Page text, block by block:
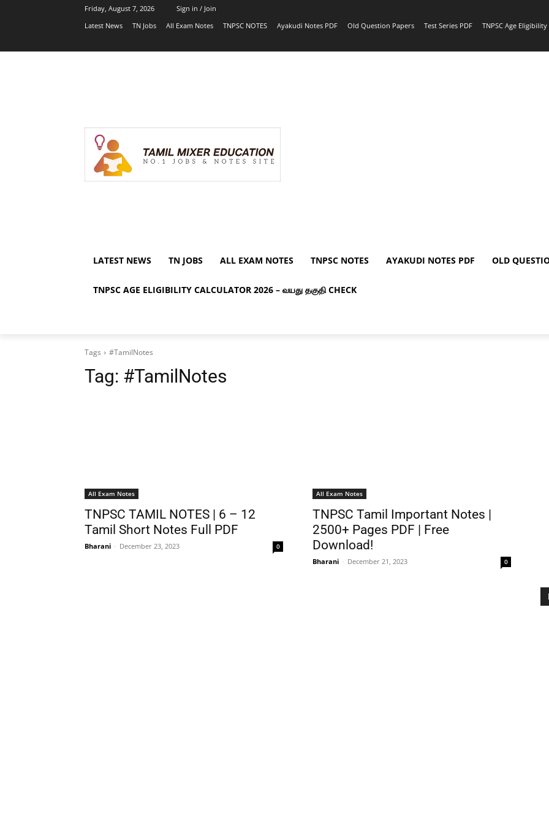
Friday, August 7, 2026
Sign in / Join
Latest News
TN Jobs All Exam Notes TNPSC NOTES Ayakudi Notes PDF Old Question Papers Test Series PDF TNPSC Age
LATEST NEWS TN JOBS ALL EXAM NOTES TNPSC NOTES AYAKUDI NOTES PDF OLD
TNPSC AGE ELIGIBILITY CALCULATOR 2026 – வயது தகுதி CHECK
Tags #TamilNotes
Tag: #TamilNotes
All Exam Notes
TNPSC TAMIL NOTES | 6 – 12
Tamil Short Notes Full PDF
Bharani - December 23, 2023 0
All Exam Notes
TNPSC Tamil Important Notes |
2500+ Pages PDF | Free
Download!
Bharani - December 21, 2023 0